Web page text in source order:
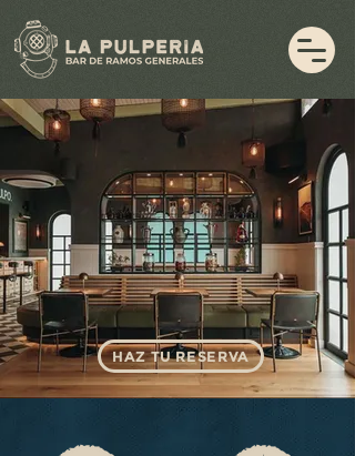
HAZ TU RESERVA